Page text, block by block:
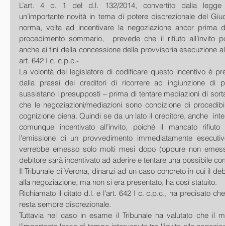
L’art. 4 c. 1 del d.l. 132/2014, convertito dalla legge
un’importante novità in tema di potere discrezionale del
norma, volta ad incentivare la negoziazione ancor prima
procedimento sommario,  prevede che il rifiuto all’invito
anche ai fini della concessione della provvisoria esecuzione
art. 642 I c. c.p.c.-
La volontà del legislatore di codificare questo incentivo è
dalla prassi dei creditori di ricorrere ad ingiunzione di
sussistano i presupposti – prima di tentare mediazioni di
che le negoziazioni/mediazioni sono condizione di
cognizione piena. Quindi se da un lato il creditore, anche
comunque incentivato all’invito, poiché il mancato rifiuto
l’emissione di un provvedimento immediatamente
verrebbe emesso solo molti mesi dopo (oppure non
debitore sarà incentivato ad aderire e tentare una possibile
Il Tribunale di Verona, dinanzi ad un caso concreto in cui il
alla negoziazione, ma non si era presentato, ha così statuito.
Richiamato il citato d.l. e l’art. 642 I c. c.p.c., ha precisato
resta sempre discrezionale.
Tuttavia nel caso in esame il Tribunale ha valutato che il